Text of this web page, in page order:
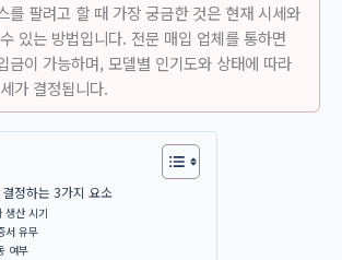
를 팔려고 할 때 가장 궁금한 것은 현재 시세와
있는 방법입니다. 전문 매입 업체를 통하면
금이 가능하며, 모델별 인기도와 상태에 따라
가 결정됩니다.
정하는 3가지 요소
생산 시기
서 유무
여부